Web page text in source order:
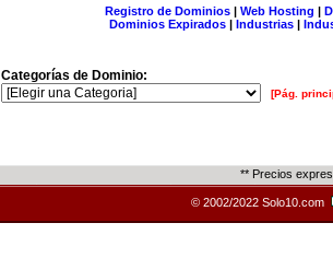
Registro de Dominios| Web Hosting |
Dominios Expirados | Industrias |
Categorías de Dominio:
[Pág.
** Precios
© 2002/2022 Solo10.com